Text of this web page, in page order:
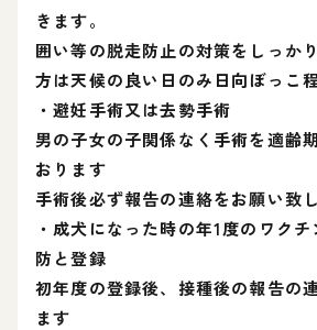
きます。
囲い等の脱走防止の対策をしっか
方は天候の良い日のみ日向ぼっこ
・避妊手術又は去勢手術
男の子女の子関係なく手術を適齢
おります
手術後必ず報告の連絡をお願い致し
・成犬になった時の年1度のワク
防と登録
初年度の登録後、接種後の報告の
ます